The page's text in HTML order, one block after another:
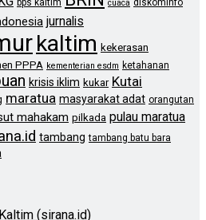
bps kaltim cuaca diskominfo
jurnalis
kaltim kekerasan
PPPA kementerian esdm ketahanan
krisis iklim kukar Kutai
maratua masyarakat adat orangutan
mahakam pilkada pulau maratua
tambang tambang batu bara